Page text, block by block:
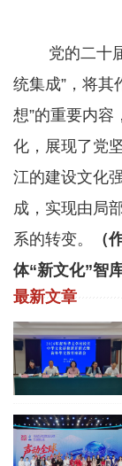
党的二十届
统集成”，将其
想”的重要内容
化，展现了党
江的建设文化
成，实现由局
系的转变。
（
体“新文化”智
最新文章